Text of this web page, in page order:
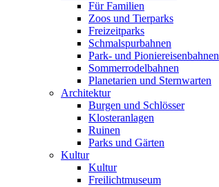
Für Familien
Zoos und Tierparks
Freizeitparks
Schmalspurbahnen
Park- und Pioniereisenbahnen
Sommerrodelbahnen
Planetarien und Sternwarten
Architektur
Burgen und Schlösser
Klosteranlagen
Ruinen
Parks und Gärten
Kultur
Kultur
Freilichtmuseum